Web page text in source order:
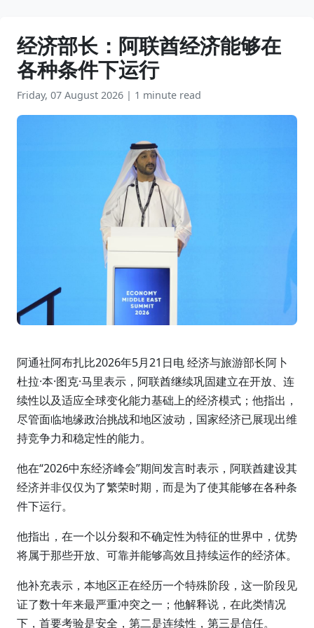
经济部长：阿联酋经济能够在
各种条件下运行
Friday, 07 August 2026 | 1 minute read
阿通社阿布扎比2026年5月21日电 经济与旅游部长阿卜
杜拉·本·图克·马里表示，阿联酋继续巩固建立在开放、连
续性以及适应全球变化能力基础上的经济模式；他指出，
尽管面临地缘政治挑战和地区波动，国家经济已展现出维
持竞争力和稳定性的能力。
他在“2026中东经济峰会”期间发言时表示，阿联酋建设其
经济并非仅仅为了繁荣时期，而是为了使其能够在各种条
件下运行。
他指出，在一个以分裂和不确定性为特征的世界中，优势
将属于那些开放、可靠并能够高效且持续运作的经济体。
他补充表示，本地区正在经历一个特殊阶段，这一阶段见
证了数十年来最严重冲突之一；他解释说，在此类情况
下，首要考验是安全，第二是连续性，第三是信任。